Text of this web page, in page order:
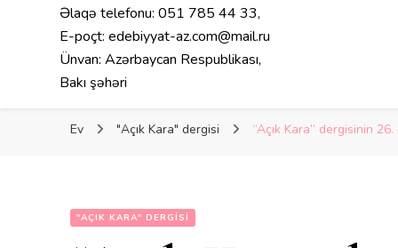
Əlaqə telefonu: 051 785 44 33,
E-poçt: edebiyyat-az.com@mail.ru
Ünvan: Azərbaycan Respublikası,
Bakı şəhəri
Ev "Açık Kara" dergisi “Açık Kara” dergisinin 26.
"AÇIK KARA" DERGISI